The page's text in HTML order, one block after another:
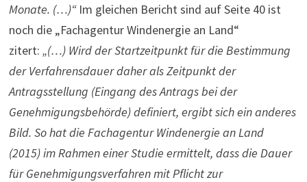
Monate. (…)“Im gleichen Bericht sind auf Seite 40 ist
noch die „Fachagentur Windenergie an Land“
zitert: „(…) Wird der Startzeitpunkt für die Bestimmung
der Verfahrensdauer daher als Zeitpunkt der
Antragsstellung (Eingang des Antrags bei der
Genehmigungsbehörde) definiert, ergibt sich ein anderes
Bild. So hat die Fachagentur Windenergie an Land
(2015) im Rahmen einer Studie ermittelt, dass die Dauer
für Genehmigungsverfahren mit Pflicht zur